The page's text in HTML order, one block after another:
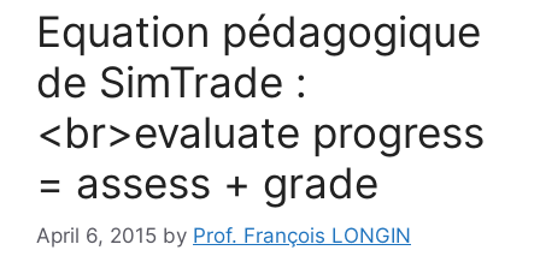
Equation pédagogique
de SimTrade :
<br>evaluate progress
= assess + grade
April 6, 2015 by Prof. François LONGIN